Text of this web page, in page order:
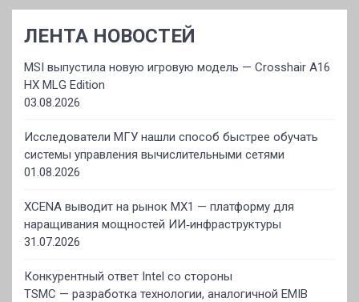
ЛЕНТА НОВОСТЕЙ
MSI выпустила новую игровую модель — Crosshair A16
HX MLG Edition
03.08.2026
Исследователи МГУ нашли способ быстрее обучать
системы управления вычислительными сетями
01.08.2026
XCENA выводит на рынок MX1 — платформу для
наращивания мощностей ИИ‑инфраструктуры
31.07.2026
Конкурентный ответ Intel со стороны
TSMC — разработка технологии, аналогичной EMIB